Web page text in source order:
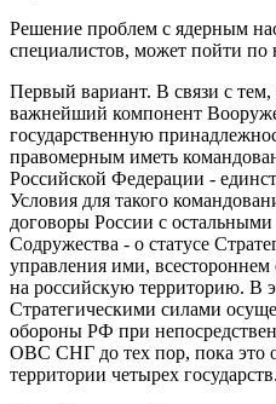
Решение проблем с ядерным
специалистов, может пойти по
Первый ваpиант. В связи с
важнейший компонент
государственную
правомерным иметь
Российской Федерации -
Условия для такого
договоры России с остальными
Содружества - о статусе
управления ими,
на российскую территорию. В
Стратегическими силами
обороны РФ при
ОВС СНГ до тех пор, пока это
территории четырех государств.